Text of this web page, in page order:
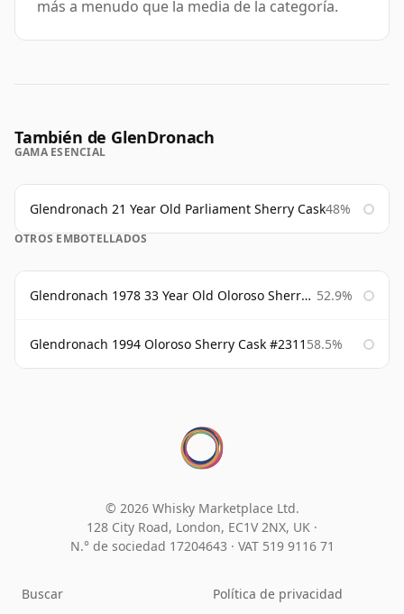
más a menudo que la media de la categoría.
También de GlenDronach
GAMA ESENCIAL
Glendronach 21 Year Old Parliament Sherry Cask48%
OTROS EMBOTELLADOS
Glendronach 1978 33 Year Old Oloroso Sherry Cask #1068 52.9%
Glendronach 1994 Oloroso Sherry Cask #2311 58.5%
© 2026 Whisky Marketplace Ltd.
128 City Road, London, EC1V 2NX, UK ·
N.° de sociedad 17204643 · VAT 519 9116 71
Buscar Política de privacidad